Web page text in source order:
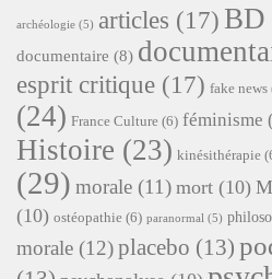
archéologie (5) articles (17) BD
documentaire (8)
esprit critique (17) fake news
(24) France Culture (6) féminisme
Histoire (23) kinésithérapie
(29) morale (11) mort (10)
(10) ostéopathie (6) paranormal (5)
morale (12)placebo (13)